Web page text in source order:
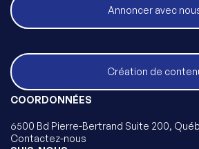
Annoncer avec
Création de
COORDONNÉES
6500 Bd Pierre-Bertrand Suite 200,
Contactez-nous